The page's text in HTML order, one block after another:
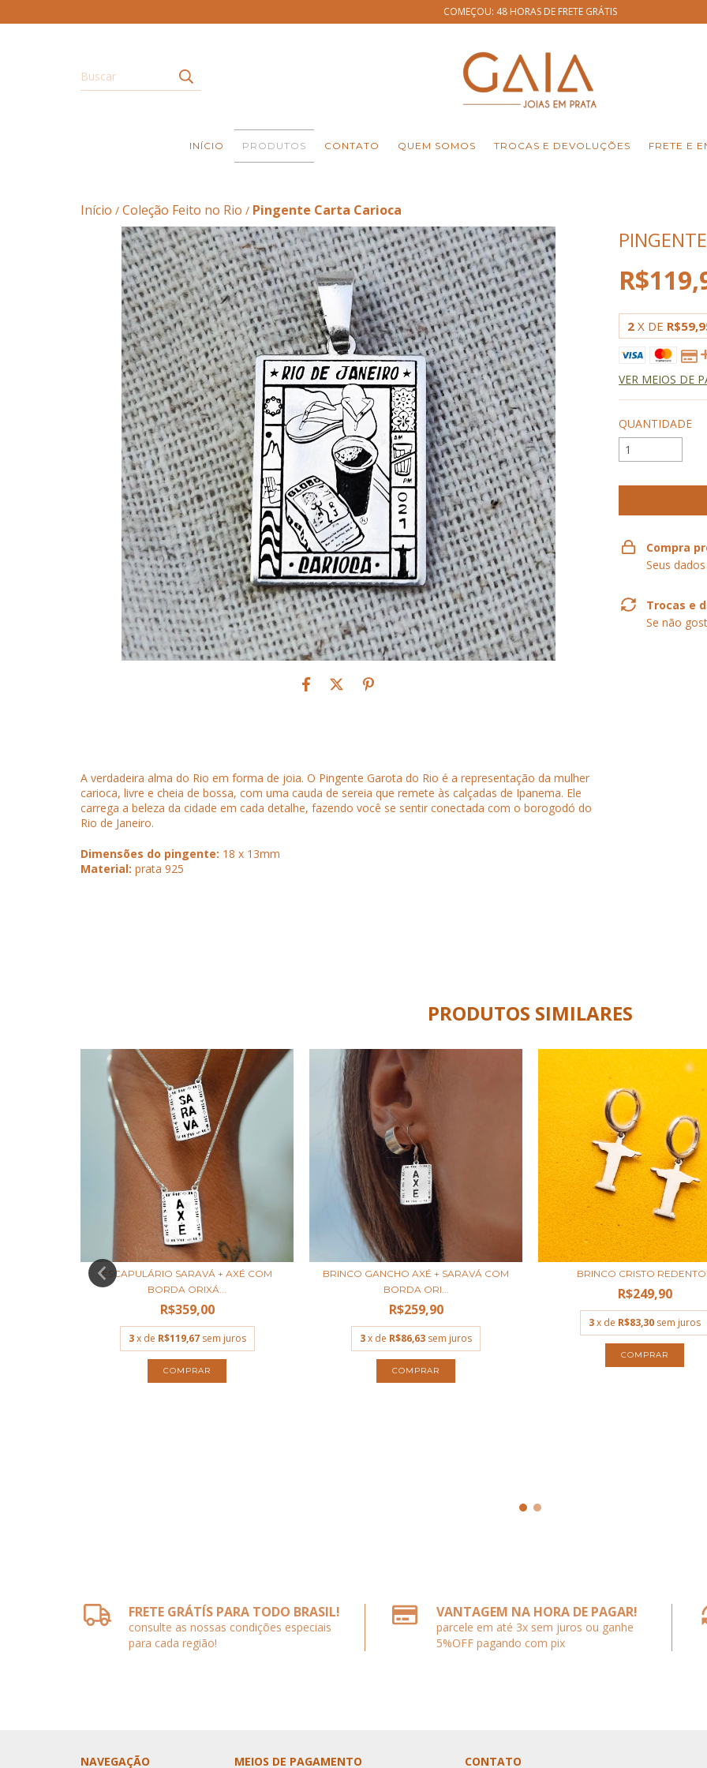
COMEÇOU: 48 HORAS DE FRETE GRÁTIS
INÍCIO PRODUTOS CONTATO QUEM SOMOS TROCAS E DEVOLUÇÕES FRETE E
Início / Coleção Feito no Rio / Pingente Carta Carioca
A verdadeira alma do Rio em forma de joia. O Pingente Garota do Rio é a representação da mulher
carioca, livre e cheia de bossa, com uma cauda de sereia que remete às calçadas de Ipanema. Ele
carrega a beleza da cidade em cada detalhe, fazendo você se sentir conectada com o borogodó do
Rio de Janeiro.
Dimensões do pingente: 18 x 13mm
Material: prata 925
2 X DE
VER MEIOS DE
QUANTIDADE
Compra
Seus
Trocas e
Se não
PRODUTOS SIMILARES
ESCAPULÁRIO SARAVÁ + AXÉ COM
BORDA ORIXÁ...
R$359,00
3 x de R$119,67 sem juros
BRINCO GANCHO AXÉ + SARAVÁ COM
BORDA ORI...
R$259,90
3x de R$86,63 sem juros
BRINCO CRISTO
R$249,90
3x de R$83,30 sem juros
FRETE GRÁTÍS PARA TODO BRASIL!
consulte as nossas condições especiais
para cada região!
VANTAGEM NA HORA DE PAGAR!
parcele em até 3x sem juros ou ganhe
5%OFF pagando com pix
NAVEGAÇÃO MEIOS DE PAGAMENTO CONTATO